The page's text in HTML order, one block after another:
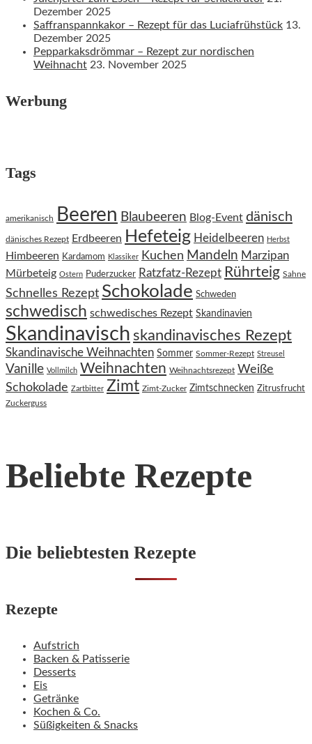
Dezember 2025
Saffranspannkakor – Rezept für das Luciafrühstück 13.
Dezember 2025
Pepparkaksdrömmar – Rezept zur nordischen
Weihnacht 23. November 2025
Werbung
Tags
amerikanisch Beeren Blaubeeren Blog-Event dänisch
dänisches Rezept Erdbeeren Hefeteig Heidelbeeren Herbst
Himbeeren Kardamom Klassiker Kuchen Mandeln Marzipan
Mürbeteig Ostern Puderzucker Ratzfatz-Rezept Rührteig Sahne
Schnelles Rezept Schokolade Schweden
schwedisch schwedisches Rezept Skandinavien
Skandinavisch skandinavisches Rezept
Skandinavische Weihnachten Sommer Sommer-Rezept Streusel
Vanille Vollmilch Weihnachten Weihnachtsrezept Weiße
Schokolade Zartbitter Zimt Zimt-Zucker Zimtschnecken Zitrusfrucht
Zuckerguss
Beliebte Rezepte
Die beliebtesten Rezepte
Rezepte
Aufstrich
Backen & Patisserie
Desserts
Eis
Getränke
Kochen & Co.
Süßigkeiten & Snacks